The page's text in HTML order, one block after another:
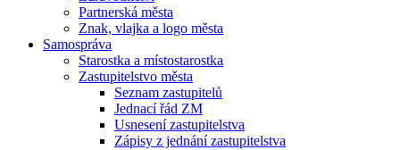
Partnerská města
Znak, vlajka a logo města
Samospráva
Starostka a místostarostka
Zastupitelstvo města
Seznam zastupitelů
Jednací řád ZM
Usnesení zastupitelstva
Zápisy z jednání zastupitelstva